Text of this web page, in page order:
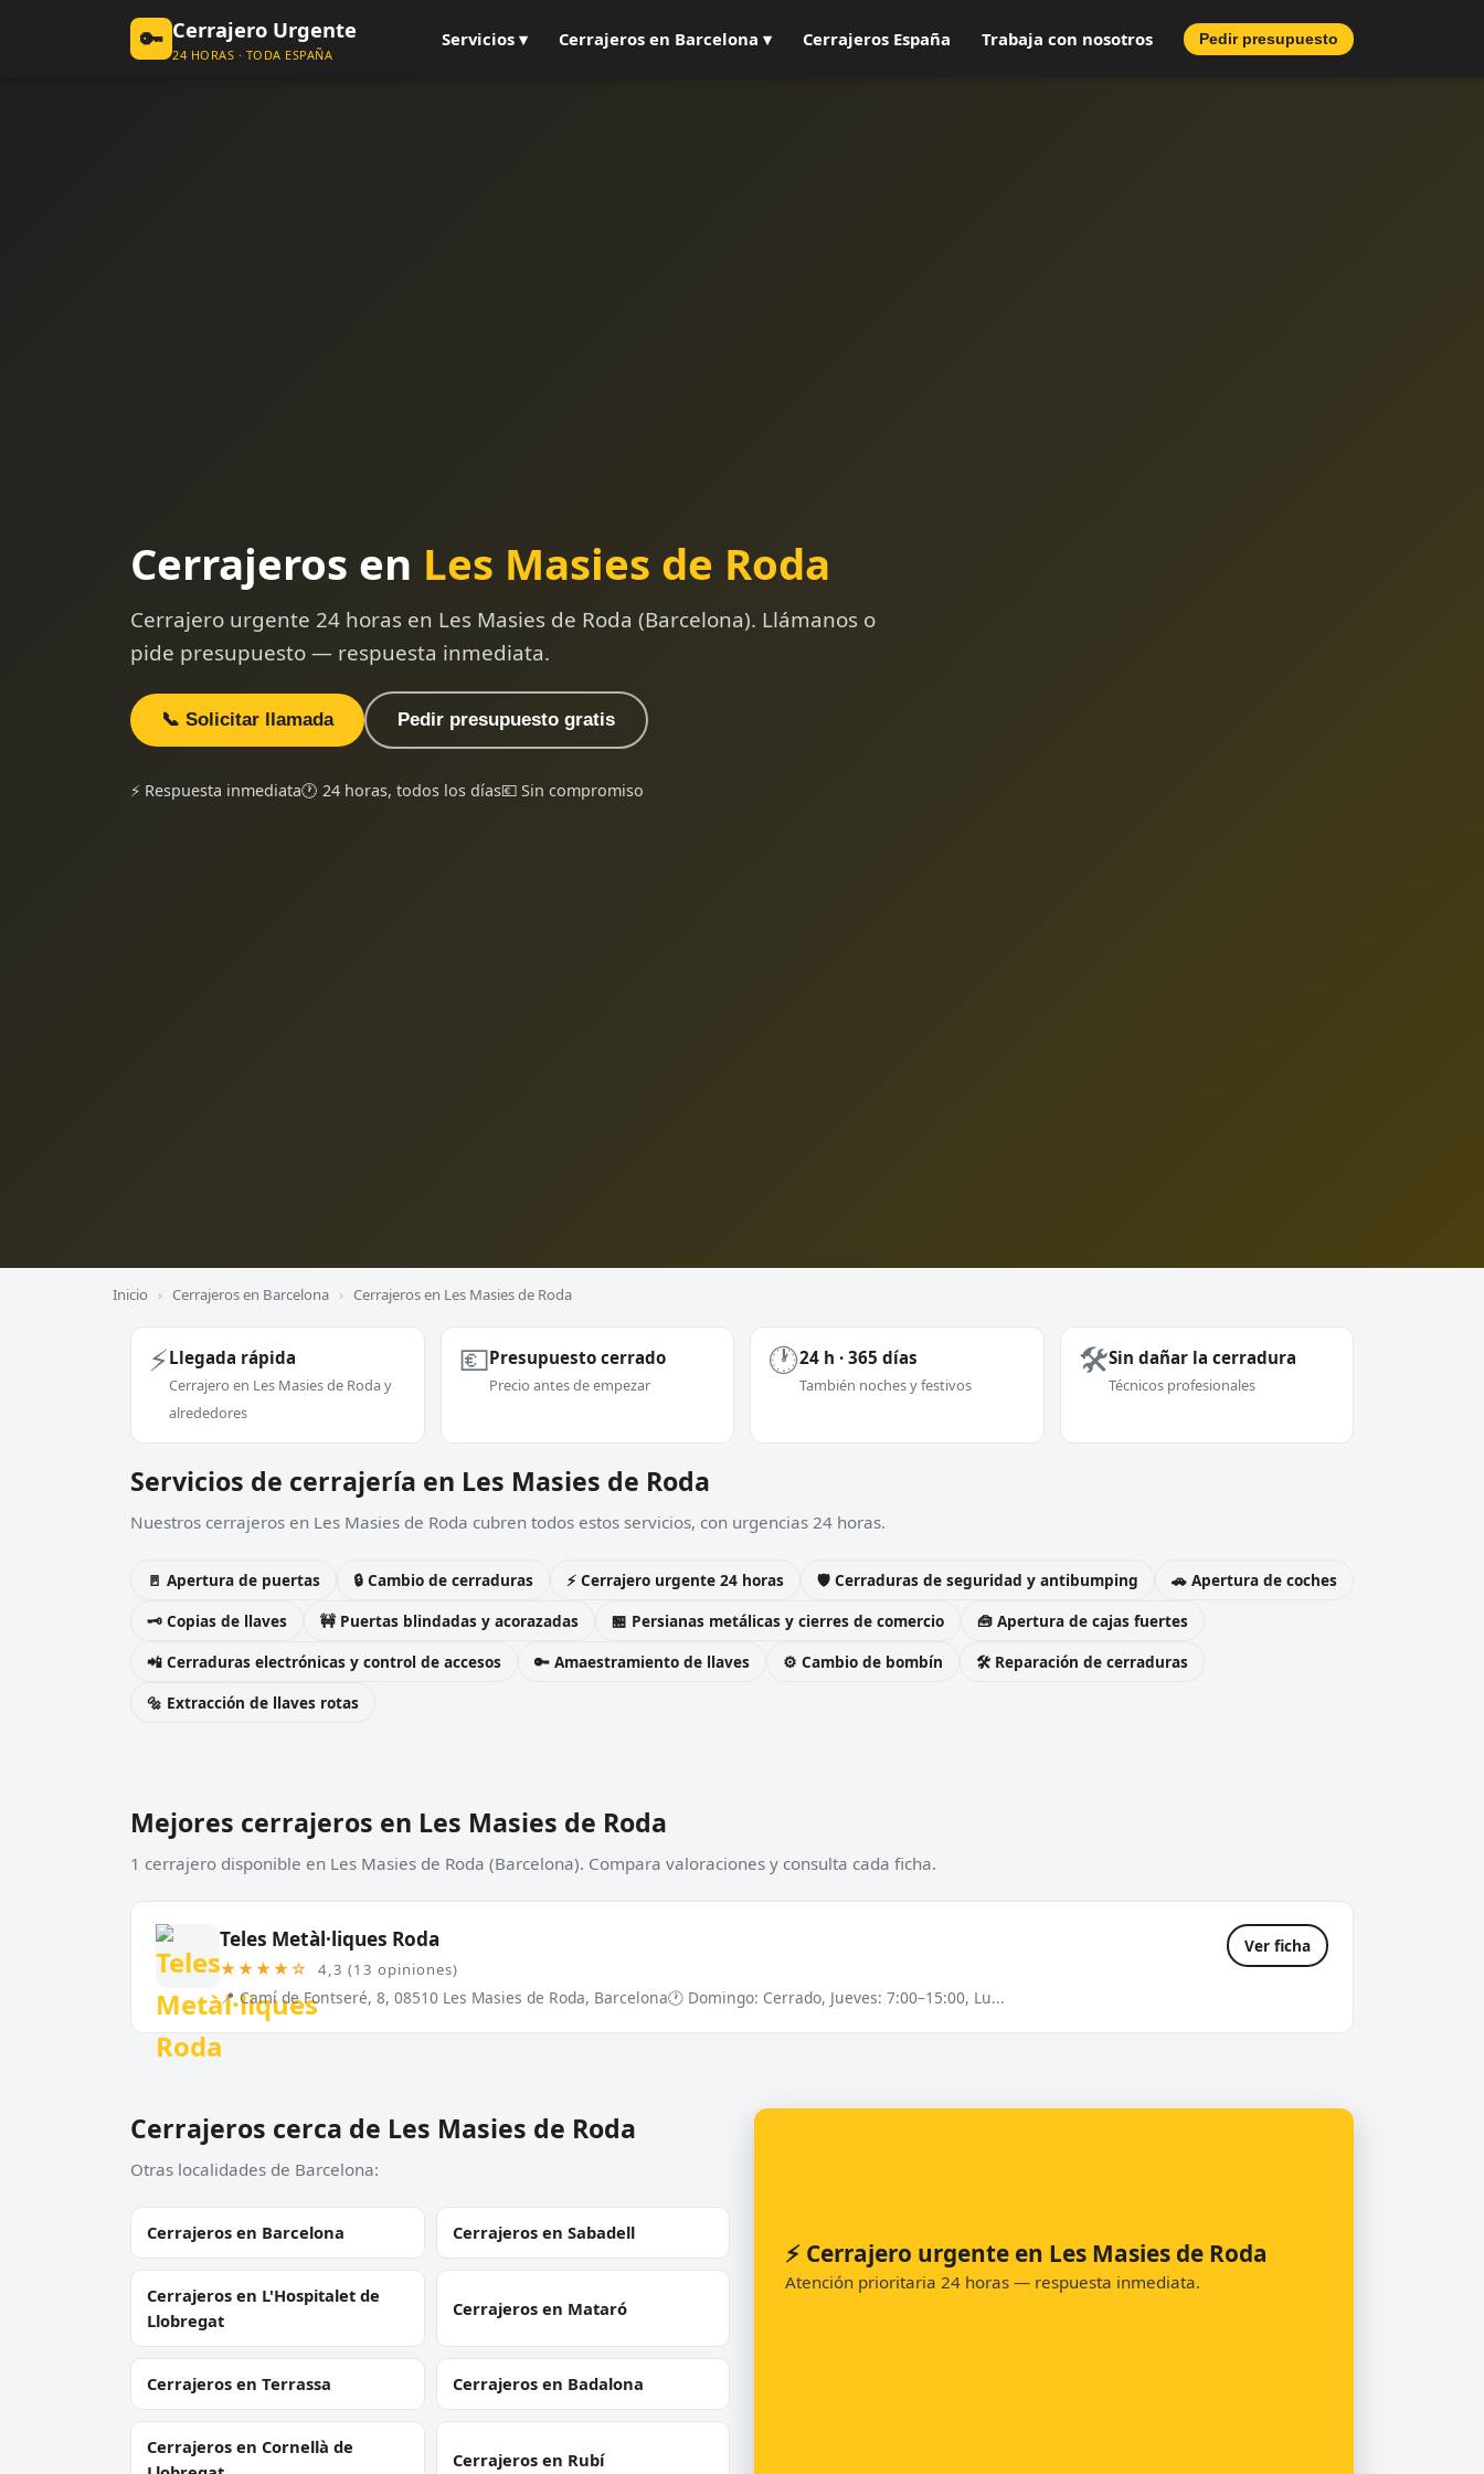
🔑 Cerrajero Urgente
24 HORAS · TODA ESPAÑA
Servicios ▾ Cerrajeros en Barcelona ▾ Cerrajeros España Trabaja con nosotros Pedir presupuesto
Cerrajeros en Les Masies de Roda
Cerrajero urgente 24 horas en Les Masies de Roda (Barcelona). Llámanos o
pide presupuesto — respuesta inmediata.
📞 Solicitar llamada Pedir presupuesto gratis
⚡ Respuesta inmediata🕐 24 horas, todos los días💶 Sin compromiso
Inicio › Cerrajeros en Barcelona › Cerrajeros en Les Masies de Roda
⚡Llegada rápida
Cerrajero en Les Masies de Roda y
alrededores
💶Presupuesto cerrado
Precio antes de empezar
🕐24 h · 365 días
También noches y festivos
🛠️Sin dañar la cerradura
Técnicos profesionales
Servicios de cerrajería en Les Masies de Roda
Nuestros cerrajeros en Les Masies de Roda cubren todos estos servicios, con urgencias 24 horas.
🚪 Apertura de puertas 🔒 Cambio de cerraduras ⚡ Cerrajero urgente 24 horas 🛡️ Cerraduras de seguridad y antibumping
🚗 Apertura de coches
🗝️ Copias de llaves
🚧 Puertas blindadas y acorazadas 🏪 Persianas metálicas y cierres de comercio
🧰 Apertura de cajas fuertes
📲 Cerraduras electrónicas y control de accesos
🔑 Amaestramiento de llaves ⚙️ Cambio de bombín
🛠️ Reparación de cerraduras
🔩 Extracción de llaves rotas
Mejores cerrajeros en Les Masies de Roda
1 cerrajero disponible en Les Masies de Roda (Barcelona). Compara valoraciones y consulta cada ficha.
Teles Metàl·liques Roda
★★★★☆ 4,3 (13 opiniones)
📍 Camí de Fontseré, 8, 08510 Les Masies de Roda, Barcelona🕐 Domingo: Cerrado, Jueves: 7:00–15:00, Lu...
Ver ficha
Cerrajeros cerca de Les Masies de Roda
Otras localidades de Barcelona:
Cerrajeros en Barcelona Cerrajeros en Sabadell
Cerrajeros en L'Hospitalet de
Llobregat
Cerrajeros en Mataró
Cerrajeros en Terrassa Cerrajeros en Badalona
Cerrajeros en Cornellà de
Cerrajeros en Rubí
⚡ Cerrajero urgente en Les Masies de Roda
Atención prioritaria 24 horas — respuesta inmediata.